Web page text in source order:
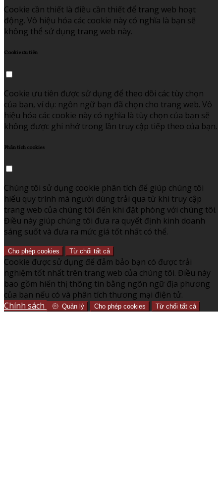
Cookie cần thiết là điều cần thiết để trang web hoạt
động. Vô hiệu hóa các cookie này có nghĩa là bạn sẽ
không thể sử dụng trang web này.
Cookie ưu tiên
Cookie ưu tiên được sử dụng để theo dõi các tùy chọn
của bạn, ví dụ: ngôn ngữ bạn đã chọn cho trang web. Vô
hiệu hóa các cookie này có nghĩa là tùy chọn của bạn sẽ
không được ghi nhớ trong lần truy cập tiếp theo của bạn.
Phân tích cookies
Chúng tôi sử dụng cookie phân tích để giúp chúng tôi
hiểu quy trình mà người dùng trải qua từ khi truy cập
trang web của chúng tôi đến khi đặt phòng với chúng tôi.
Điều này giúp chúng tôi đưa ra quyết định kinh doanh
sáng suốt và đưa ra mức giá tốt nhất có thể.
Cho phép cookies Từ chối tất cả
Cookie được sử dụng để đảm bảo bạn có được trải
nghiệm tốt nhất trên trang web của chúng tôi. Điều này
bao gồm hiển thị thông tin bằng ngôn ngữ địa phương
của bạn nếu có và phân tích thương mại điện tử.
Chính sách
Quản lý Cho phép cookies Từ chối tất cả